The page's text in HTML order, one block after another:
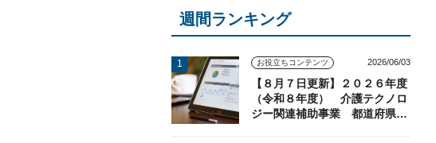
週間ランキング
お役立ちコンテンツ 2026/06/03
【８月７日更新】２０２６年度
（令和８年度） 介護テクノロ
ジー関連補助事業 都道府県の